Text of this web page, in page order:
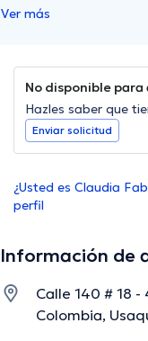
Ver más
No disponible
Hazles saber que
Enviar solicitud
¿Usted es Claudia
perfil
Información de
Calle 140 # 18 -
Colombia,